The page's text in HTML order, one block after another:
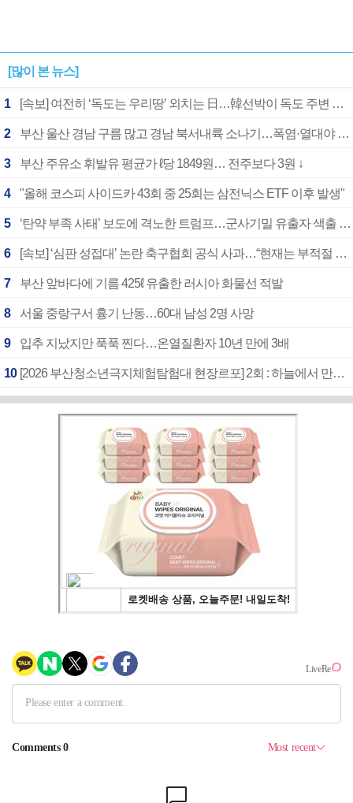
[많이 본 뉴스]
1 [속보] 여전히 ‘독도는 우리땅’ 외치는 日…韓선박이 독도 주변 해양조사 활동하자 반발
2 부산 울산 경남 구름 많고 경남 북서내륙 소나기…폭염·열대야 계속
3 부산 주유소 휘발유 평균가 ℓ당 1849원… 전주보다 3원 ↓
4 "올해 코스피 사이드카 43회 중 25회는 삼전닉스 ETF 이후 발생"
5 ‘탄약 부족 사태’ 보도에 격노한 트럼프…군사기밀 유출자 색출 지시
6 [속보] ‘심판 성접대’ 논란 축구협회 공식 사과…“현재는 부적절 행위 없어”
7 부산 앞바다에 기름 425ℓ 유출한 러시아 화물선 적발
8 서울 중랑구서 흉기 난동…60대 남성 2명 사망
9 입추 지났지만 푹푹 찐다…온열질환자 10년 만에 3배
10 [2026 부산청소년극지체험탐험대 현장르포] 2회 : 하늘에서 만난 얼음의 나라